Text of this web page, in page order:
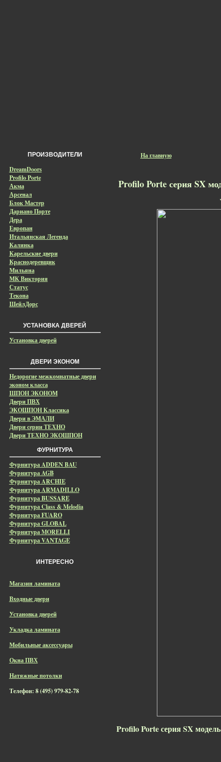
ПРОИЗВОДИТЕЛИ
DreamDoors
Profilo Porte
Акма
Арсенал
Блок Мастер
Дариано Порте
Дера
Европан
Итальянская Легенда
Калинка
Карельские двери
Краснодеревщик
Мильяна
МК Виктория
Статус
Текона
ШейлДорс
УСТАНОВКА ДВЕРЕЙ
Установка дверей
ДВЕРИ ЭКОНОМ
Недорогие межкомнатные двери
эконом класса
ШПОН ЭКОНОМ
Двери ПВХ
ЭКОШПОН Классика
Двери в ЭМАЛИ
Двери серии ТЕХНО
Двери ТЕХНО ЭКОШПОН
ФУРНИТУРА
Фурнитура ADDEN BAU
Фурнитура AGB
Фурнитура ARCHIE
Фурнитура ARMADILLO
Фурнитура BUSSARE
Фурнитура Class & Melodia
Фурнитура FUARO
Фурнитура GLOBAL
Фурнитура MORELLI
Фурнитура VANTAGE
ИНТЕРЕСНО
Магазин ламината
Входные двери
Установка дверей
Укладка ламината
Мобильные аксессуары
Окна ПВХ
Натяжные потолки
Телефон: 8 (495) 979-82-78
На главную
Profilo Porte серия SX
Profilo Porte серия SX